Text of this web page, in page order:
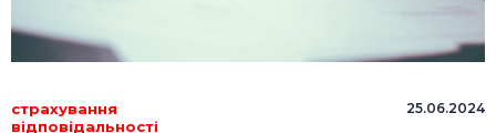
страхування
відповідальності
25.06.2024